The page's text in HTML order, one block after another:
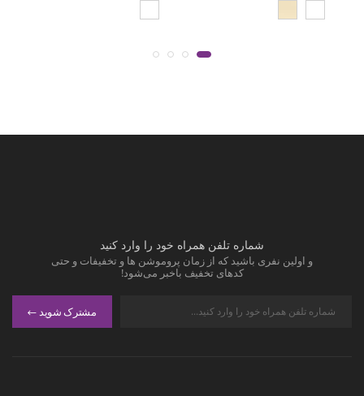
شماره تلفن همراه خود را وارد کنید
و اولین نفری باشید که از زمان پروموشن ها و تخفیفات و حتی
کدهای تخفیف باخبر می‌شود!
مشترک شوید